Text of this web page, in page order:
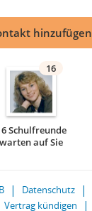
hinzufügen
16
Schulfreunde
warten auf Sie
Datenschutz
Vertrag kündigen